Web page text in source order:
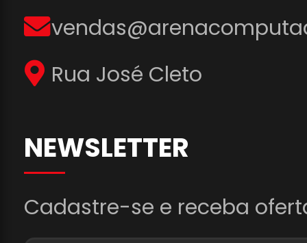
Rua José Cleto
NEWSLETTER
Cadastre-se e receba